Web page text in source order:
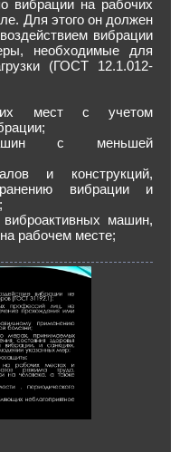
вибрации на рабочих
Для этого он должен
вибрации
необходимые для
(ГОСТ 12.1.012-
мест с учетом
с меньшей
и конструкций,
вибрации и
машин,
рабочем месте;